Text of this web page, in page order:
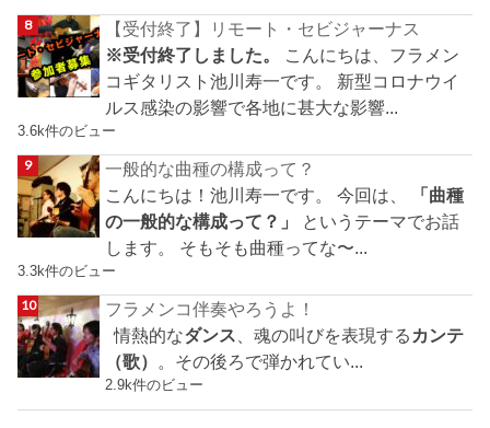
【受付終了】リモート・セビジャーナス
※受付終了しました。
こんにちは、フラメン
コギタリスト池川寿一です。 新型コロナウイ
ルス感染の影響で各地に甚大な影響...
3.6k件のビュー
一般的な曲種の構成って？
こんにちは！池川寿一です。 今回は、
「曲種
の一般的な構成って？」
というテーマでお話
します。 そもそも曲種ってな〜...
3.3k件のビュー
フラメンコ伴奏やろうよ！
情熱的なダンス 、魂の叫びを表現する カンテ
（歌） 。その後ろで弾かれてい...
2.9k件のビュー